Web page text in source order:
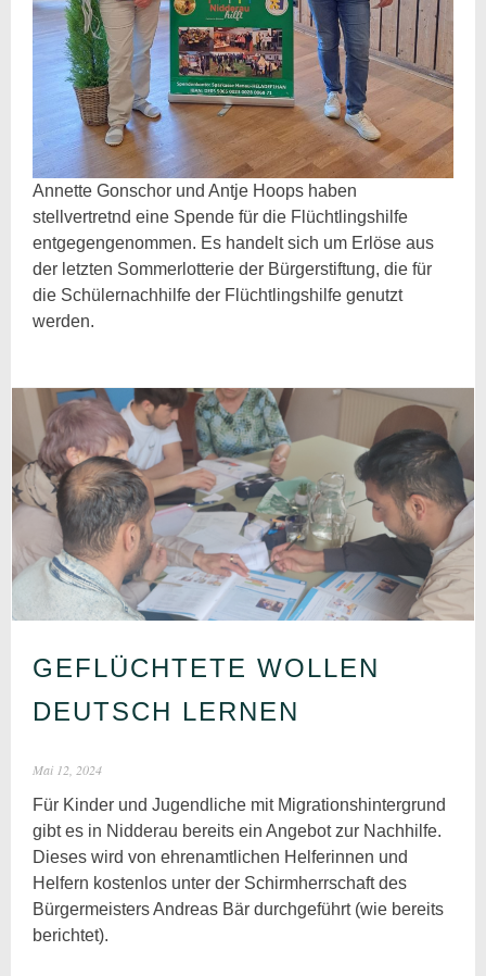
Annette Gonschor und Antje Hoops haben
stellvertretnd eine Spende für die Flüchtlingshilfe
entgegengenommen. Es handelt sich um Erlöse aus
der letzten Sommerlotterie der Bürgerstiftung, die für
die Schülernachhilfe der Flüchtlingshilfe genutzt
werden.
GEFLÜCHTETE WOLLEN
DEUTSCH LERNEN
Mai 12, 2024
Für Kinder und Jugendliche mit Migrationshintergrund
gibt es in Nidderau bereits ein Angebot zur Nachhilfe.
Dieses wird von ehrenamtlichen Helferinnen und
Helfern kostenlos unter der Schirmherrschaft des
Bürgermeisters Andreas Bär durchgeführt (wie bereits
berichtet).